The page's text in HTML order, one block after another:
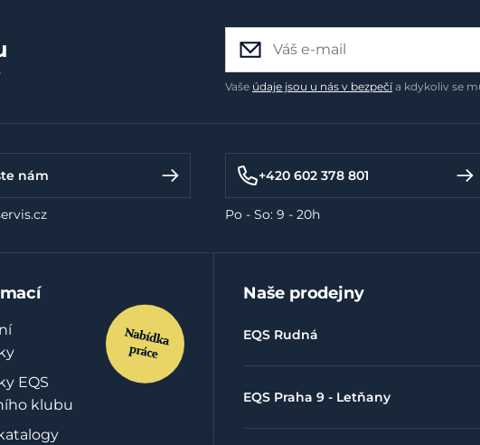
Vaše údaje jsou u nás v bezpečía kdykoliv se
nám +420 602 378 801
Po - So: 9 - 20h
EQS
klubu
Naše prodejny
EQS Rudná
EQS Praha 9 - Letňany